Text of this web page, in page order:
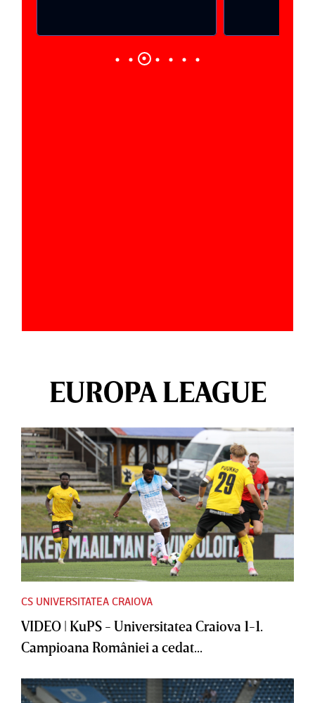
EUROPA LEAGUE
CS UNIVERSITATEA CRAIOVA
VIDEO | KuPS - Universitatea Craiova 1-1.
Campioana României a cedat...